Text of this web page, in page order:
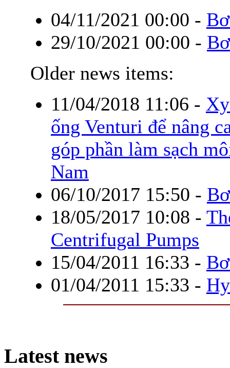
04/11/2021 00:00 -
29/10/2021 00:00 -
Older news items:
11/04/2018 11:06 -
ống Venturi để nâng
góp phần làm sạch
Nam
06/10/2017 15:50 -
18/05/2017 10:08 -
Centrifugal Pumps
15/04/2011 16:33 -
01/04/2011 15:33 -
Latest news